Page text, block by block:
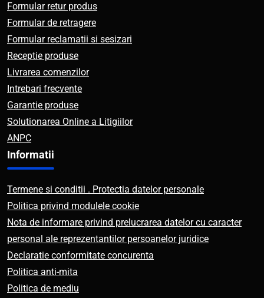
Formular retur produs
Formular de retragere
Formular reclamatii si sesizari
Receptie produse
Livrarea comenzilor
Intrebari frecvente
Garantie produse
Solutionarea Online a Litigiilor
ANPC
Informatii
Termene si conditii . Protectia datelor personale
Politica privind modulele cookie
Nota de informare privind prelucrarea datelor cu caracter
personal ale reprezentantilor persoanelor juridice
Declaratie conformitate concurenta
Politica anti-mita
Politica de mediu